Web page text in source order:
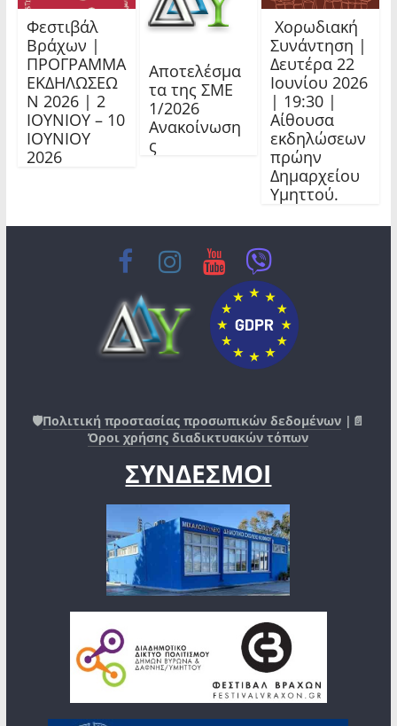
Φεστιβάλ
Βράχων |
ΠΡΟΓΡΑΜΜΑ
ΕΚΔΗΛΩΣΕΩ
Ν 2026 | 2
ΙΟΥΝΙΟΥ – 10
ΙΟΥΝΙΟΥ
2026
Αποτελέσμα
τα της ΣΜΕ
1/2026
Ανακοίνωση
ς
Χορωδιακή
Συνάντηση |
Δευτέρα 22
Ιουνίου 2026
| 19:30 |
Αίθουσα
εκδηλώσεων
πρώην
Δημαρχείου
Υμηττού.
🛡️Πολιτική προστασίας προσωπικών δεδομένων |📄
Όροι χρήσης διαδικτυακών τόπων
ΣΥΝΔΕΣΜΟΙ